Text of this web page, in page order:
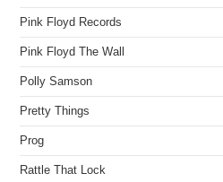
Pink Floyd Records
Pink Floyd The Wall
Polly Samson
Pretty Things
Prog
Rattle That Lock